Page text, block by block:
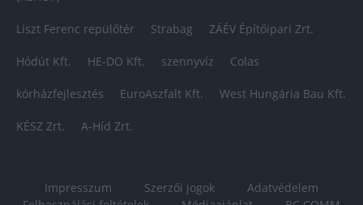
Liszt Ferenc repülőtér Strabag ZÁÉV Építőipari Zrt.
Hódút Kft. HE-DO Kft. szennyvíz Colas
kórházfejlesztés EuroAszfalt Kft. West Hungária Bau Kft.
KÉSZ Zrt. A-Híd Zrt.
Impresszum Szerzői jogok
Adatvédelem